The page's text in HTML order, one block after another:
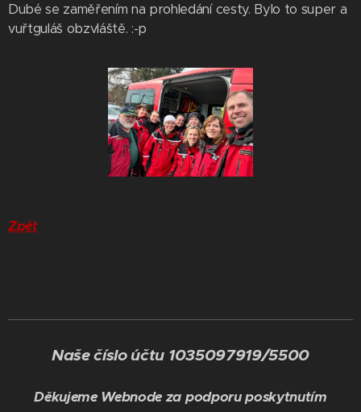
Dubé se zaměřením na prohledání cesty. Bylo to super a
vuřtguláš obzvláště. :-p
Zpět
Naše číslo účtu 1035097919/5500
Děkujeme Webnode za podporu poskytnutím